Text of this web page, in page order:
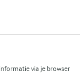
Foods
via je browser